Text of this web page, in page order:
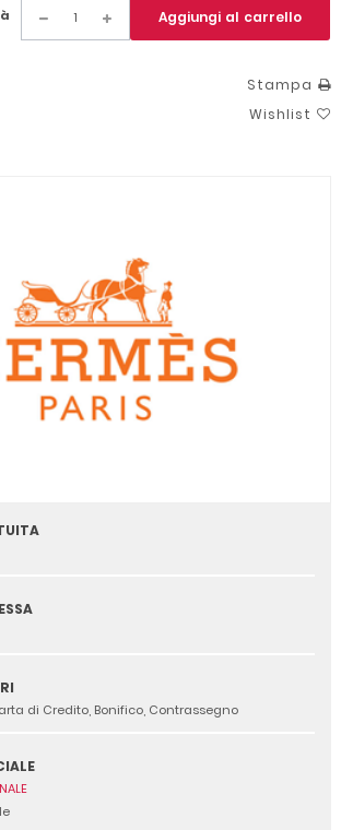
Aggiungi al carrello
Stampa
Wishlist
di Credito, Bonifico, Contrassegno